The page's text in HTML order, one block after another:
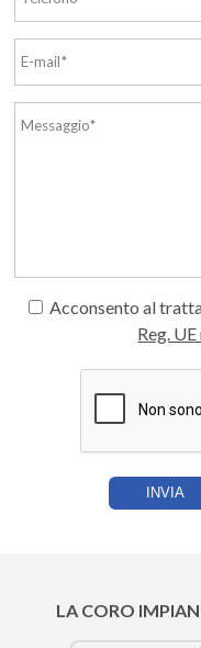
Acconsento al
Reg.
LA CORO